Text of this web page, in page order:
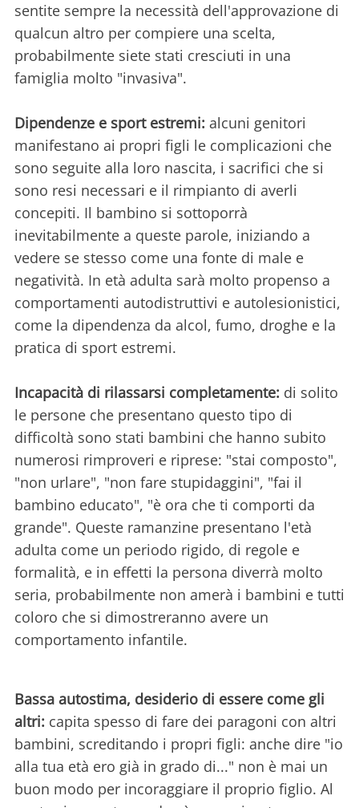
sentite sempre la necessità dell'approvazione di
qualcun altro per compiere una scelta,
probabilmente siete stati cresciuti in una
famiglia molto "invasiva".
Dipendenze e sport estremi: alcuni genitori
manifestano ai propri figli le complicazioni che
sono seguite alla loro nascita, i sacrifici che si
sono resi necessari e il rimpianto di averli
concepiti. Il bambino si sottoporrà
inevitabilmente a queste parole, iniziando a
vedere se stesso come una fonte di male e
negatività. In età adulta sarà molto propenso a
comportamenti autodistruttivi e autolesionistici,
come la dipendenza da alcol, fumo, droghe e la
pratica di sport estremi.
Incapacità di rilassarsi completamente: di solito
le persone che presentano questo tipo di
difficoltà sono stati bambini che hanno subito
numerosi rimproveri e riprese: "stai composto",
"non urlare", "non fare stupidaggini", "fai il
bambino educato", "è ora che ti comporti da
grande". Queste ramanzine presentano l'età
adulta come un periodo rigido, di regole e
formalità, e in effetti la persona diverrà molto
seria, probabilmente non amerà i bambini e tutti
coloro che si dimostreranno avere un
comportamento infantile.
Bassa autostima, desiderio di essere come gli
altri: capita spesso di fare dei paragoni con altri
bambini, screditando i propri figli: anche dire "io
alla tua età ero già in grado di..." non è mai un
buon modo per incoraggiare il proprio figlio. Al